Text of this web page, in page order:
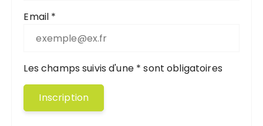
Email *
Les champs suivis d'une * sont obligatoires